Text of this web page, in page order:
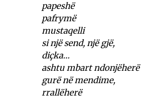
papeshë
pafrymë
mustaqelli
si një send, një gjë,
diçka…
ashtu mbart ndonjëherë
gurë në mendime,
rrallëherë